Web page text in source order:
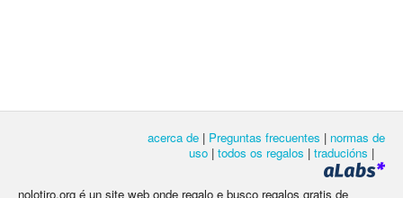
acerca de | Preguntas frecuentes | normas de
uso | todos os regalos | traducións |
nolotiro.org é un site web onde regalo e busco regalos gratis de